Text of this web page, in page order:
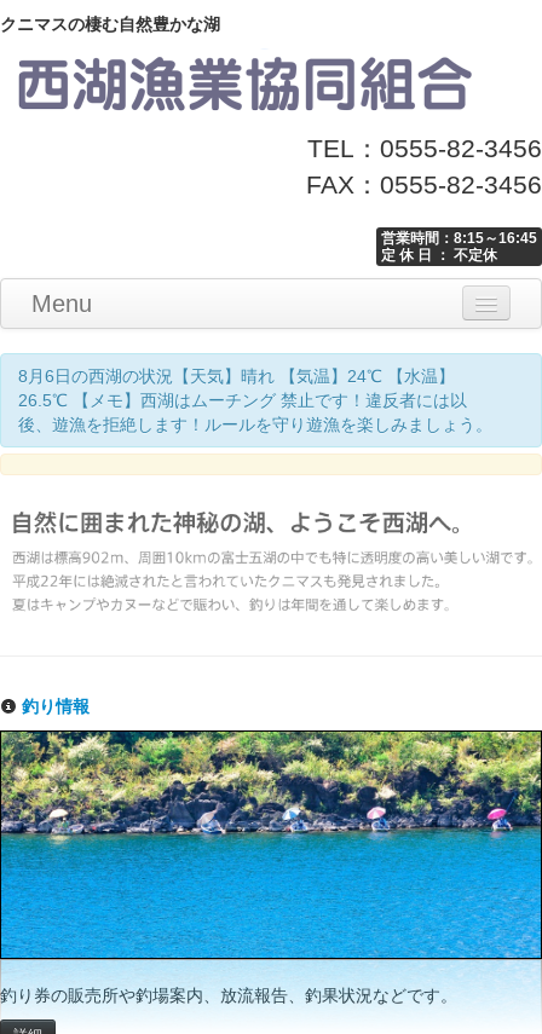
クニマスの棲む自然豊かな湖
TEL：0555-82-3456
FAX：0555-82-3456
営業時間：8:15～16:45
定 休 日 ： 不定休
Menu
Home
釣り情報
マナーとお願い
クニマス展示館
漁協からのお知らせ
お問い合わせ
8月6日の西湖の状況【天気】晴れ 【気温】24℃ 【水温】
26.5℃ 【メモ】西湖はムーチング 禁止です！違反者には以
後、遊漁を拒絶します！ルールを守り遊漁を楽しみましょう。
釣り情報
釣り券の販売所や釣場案内、放流報告、釣果状況などです。